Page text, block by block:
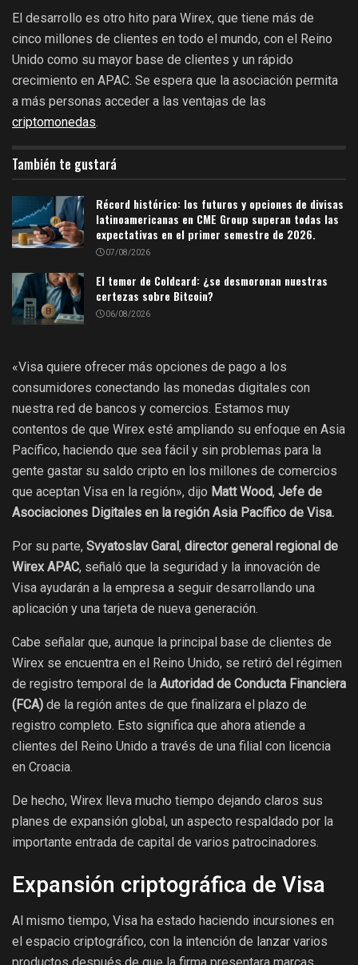
El desarrollo es otro hito para Wirex, que tiene más de
cinco millones de clientes en todo el mundo, con el Reino
Unido como su mayor base de clientes y un rápido
crecimiento en APAC. Se espera que la asociación permita
a más personas acceder a las ventajas de las
criptomonedas.
También te gustará
Récord histórico: los futuros y opciones de divisas
latinoamericanas en CME Group superan todas las
expectativas en el primer semestre de 2026.
07/08/2026
El temor de Coldcard: ¿se desmoronan nuestras
certezas sobre Bitcoin?
06/08/2026
«Visa quiere ofrecer más opciones de pago a los
consumidores conectando las monedas digitales con
nuestra red de bancos y comercios. Estamos muy
contentos de que Wirex esté ampliando su enfoque en Asia
Pacífico, haciendo que sea fácil y sin problemas para la
gente gastar su saldo cripto en los millones de comercios
que aceptan Visa en la región», dijo Matt Wood, Jefe de
Asociaciones Digitales en la región Asia Pacífico de Visa.
Por su parte, Svyatoslav Garal, director general regional de
Wirex APAC, señaló que la seguridad y la innovación de
Visa ayudarán a la empresa a seguir desarrollando una
aplicación y una tarjeta de nueva generación.
Cabe señalar que, aunque la principal base de clientes de
Wirex se encuentra en el Reino Unido, se retiró del régimen
de registro temporal de la Autoridad de Conducta Financiera
(FCA) de la región antes de que finalizara el plazo de
registro completo. Esto significa que ahora atiende a
clientes del Reino Unido a través de una filial con licencia
en Croacia.
De hecho, Wirex lleva mucho tiempo dejando claros sus
planes de expansión global, un aspecto respaldado por la
importante entrada de capital de varios patrocinadores.
Expansión criptográfica de Visa
Al mismo tiempo, Visa ha estado haciendo incursiones en
el espacio criptográfico, con la intención de lanzar varios